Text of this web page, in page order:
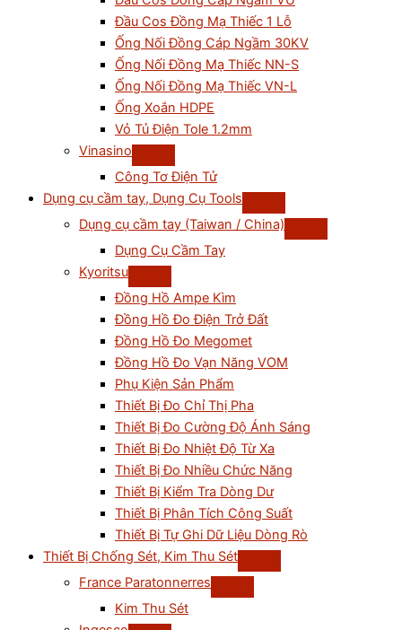
Đầu Cos Đồng Mạ Thiếc 1 Lỗ
Ống Nối Đồng Cáp Ngầm 30KV
Ống Nối Đồng Mạ Thiếc NN-S
Ống Nối Đồng Mạ Thiếc VN-L
Ống Xoắn HDPE
Vỏ Tủ Điện Tole 1.2mm
Vinasino
Công Tơ Điện Tử
Dụng cụ cầm tay, Dụng Cụ Tools
Dụng cụ cầm tay (Taiwan / China)
Dụng Cụ Cầm Tay
Kyoritsu
Đồng Hồ Ampe Kìm
Đồng Hồ Đo Điện Trở Đất
Đồng Hồ Đo Megomet
Đồng Hồ Đo Vạn Năng VOM
Phụ Kiện Sản Phẩm
Thiết Bị Đo Chỉ Thị Pha
Thiết Bị Đo Cường Độ Ánh Sáng
Thiết Bị Đo Nhiệt Độ Từ Xa
Thiết Bị Đo Nhiều Chức Năng
Thiết Bị Kiểm Tra Dòng Dư
Thiết Bị Phân Tích Công Suất
Thiết Bị Tự Ghi Dữ Liệu Dòng Rò
Thiết Bị Chống Sét, Kim Thu Sét
France Paratonnerres
Kim Thu Sét